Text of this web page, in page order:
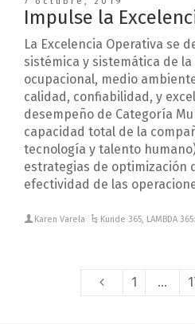
Impulse la
La Excelencia Operativa se
sistémica y sistemática de
ocupacional, medio
calidad, confiabilidad, y
desempeño de Categoría
capacidad total de la
tecnología y talento
estrategias de optimización
efectividad de las
Karen Varela Kunde 365, LAMBDA
1 …